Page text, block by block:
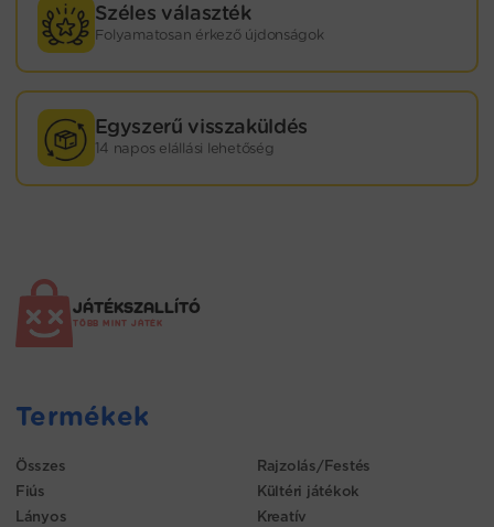
Széles választék
Folyamatosan érkező újdonságok
Egyszerű visszaküldés
14 napos elállási lehetőség
JÁTÉKSZALLÍTÓ
TÖBB MINT JÁTÉK
Termékek
Összes
Fiús
Lányos
Rajzolás/Festés
Kültéri játékok
Kreatív